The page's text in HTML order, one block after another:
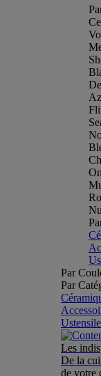
Par
Par
Les
De la
de votre